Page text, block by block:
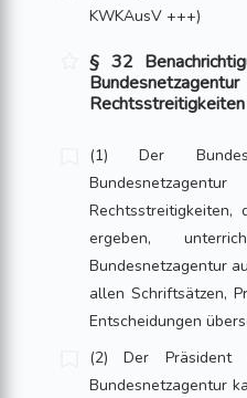
KWKAusV +++)
§ 32
Rechtsstreitigkeiten
(1) Der
Rechtsstreitigkeiten,
ergeben,
Bundesnetzagentur
allen Schriftsätzen,
Entscheidungen
(2) Der Präsident
Bundesnetzagentur